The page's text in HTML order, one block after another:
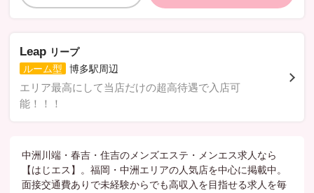
Leap リープ
ルーム型
博多駅周辺
エリア最高にして当店だけの超高待遇で入店可
能！！！
中洲川端・春吉・住吉のメンズエステ・メンエス求人なら
【はじエス】。福岡・中洲エリアの人気店を中心に掲載中。
面接交通費ありで未経験からでも高収入を目指せる求人を毎